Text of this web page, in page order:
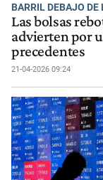
BARRIL DEBAJO
Las bolsas
advierten por
precedentes
21-04-2026 09:24